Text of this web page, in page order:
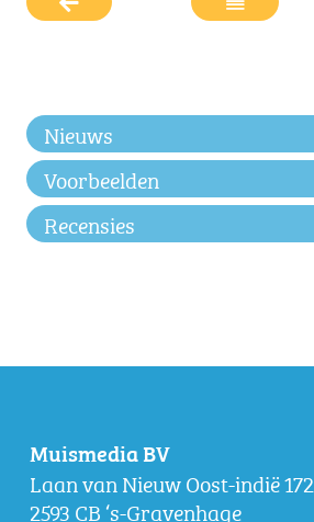
Nieuws
Voorbeelden
Recensies
Muismedia BV
Laan van Nieuw Oost-indië 172
2593 CB ‘s-Gravenhage